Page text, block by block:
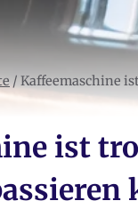
/ Kaffeemaschine
ist